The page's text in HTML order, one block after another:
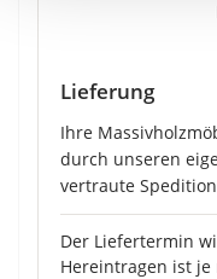
Lieferung
Ihre
durch unseren
vertraute
Der Liefertermin
Hereintragen ist